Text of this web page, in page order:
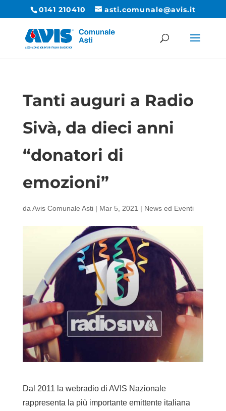
0141 210410 asti.comunale@avis.it
Tanti auguri a Radio
Sivà, da dieci anni
“donatori di
emozioni”
da Avis Comunale Asti| Mar 5, 2021 | News ed Eventi
Dal 2011 la webradio di AVIS Nazionale
rappresenta la più importante emittente italiana